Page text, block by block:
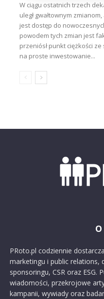
W ciągu ostatnich trzech
uległ gwałtownym
jest dostęp do
powodem tych zmian jest
przeniósł punkt ciężkości
na proste inwestowanie...
PRoto.pl codziennie
marketingu i public relations,
sponsoringu, CSR oraz ESG.
wiadomości, przekrojowe
kampanii, wywiady oraz